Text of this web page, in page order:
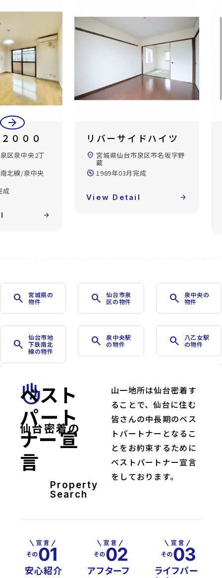
arrow_back
arrow_forward
０００
区泉中央2丁
北線/泉中央
成
arrow_forward
リバーサイドハイツ
location_on 宮城県仙台市泉区市名坂字野
蔵
build_circle 1989年03月完成
View Detail arrow_forward
search
宮城県の
物件
search
仙台市泉
区の物件
search
泉中央の
物件
search
仙台市地
下鉄南北
線の物件
search
泉中央駅
の物件
search
八乙女駅
の物件
front_hand
仙台密着の
ベスト
パート
ナー宣
言
Property
Search
山一地所は仙台密着す
ることで、仙台に住む
皆さんの中長期のベス
トパートナーとなるこ
とをお約束するために
ベストパートナー宣言
をしております。
安心紹介
アフターフ
ライフパー